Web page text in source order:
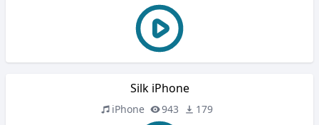
Silk iPhone
iPhone 943 179